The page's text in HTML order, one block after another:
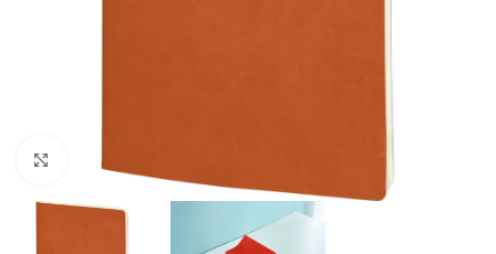
Click to enlarge